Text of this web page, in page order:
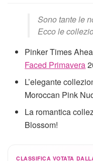
Sono tante le
Ecco le
Pinker Times
Faced Primavera
L’elegante
Moroccan Pink
La romantica
Blossom!
CLASSIFICA VOTATA